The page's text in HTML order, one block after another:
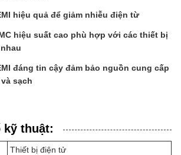
hiệu quả để giảm nhiễu điện từ
hiệu suất cao phù hợp với các thiết bị
đáng tin cậy đảm bảo nguồn cung cấp
sạch
kỹ thuật:
Thiết bị điện tử